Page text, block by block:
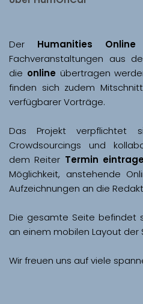
Der Humanities
Fachveranstaltungen aus
die online übertragen
finden sich zudem
Das Projekt verpflichtet
Crowdsourcings und
dem Reiter Termin
Möglichkeit, anstehende
Aufzeichnungen an die
Die gesamte Seite befindet
Wir freuen uns auf viele